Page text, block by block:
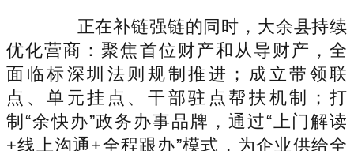
正在补链强链的同时，大余县持续
优化营商：聚焦首位财产和从导财产，全
面临标深圳法则规制推进；成立带领联
点、单元挂点、干部驻点帮扶机制；打
制“余快办”政务办事品牌，通过“上门解读
+线上沟通+全程跟办”模式，为企业供给全